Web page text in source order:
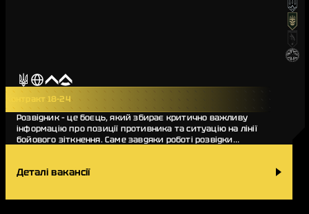
Контракт 18-24
Розвідник – це боєць, який збирає критично важливу
інформацію про позиції противника та ситуацію на лінії
бойового зіткнення. Саме завдяки роботі розвідки
Деталі вакансії